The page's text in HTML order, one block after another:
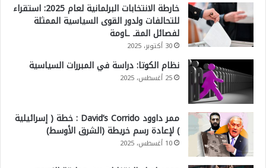
خارطة الانتخابات البرلمانية لعام 2025: استقراء
للتحالفات ولدور القوى السياسية الممثلة
لفصائل المقـ ـاومة
30 أكتوبر، 2025
نظام الكوتا: دراسة في المبررات السياسية
25 أغسطس، 2025
ممر داوود David’s Corrido : خطة ( إسرائيلية
) لإعادة رسم خريطة (الشرق الأوسط)
10 أغسطس، 2025